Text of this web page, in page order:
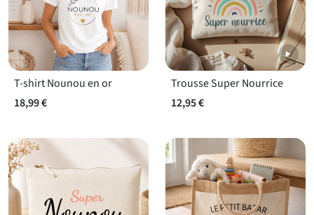
T-shirt Nounou en or
18,99 €
Trousse Super Nourrice
12,95 €